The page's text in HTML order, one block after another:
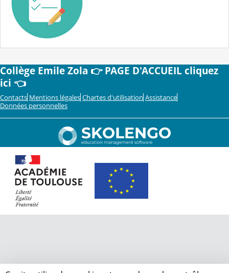
Collège Emile Zola 👉 PAGE D'ACCUEIL cliquez
ici 👈
Contacts Mentions légales Chartes d'utilisation Assistance
Données personnelles